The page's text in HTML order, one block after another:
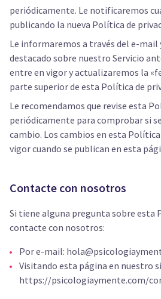
periódicamente. Le notificaremos
publicando la nueva Política de
Le informaremos a través del e-mail
destacado sobre nuestro Servicio
entre en vigor y actualizaremos la
parte superior de esta Política de
Le recomendamos que revise esta
periódicamente para comprobar si
cambio. Los cambios en esta
vigor cuando se publican en esta
Contacte con nosotros
Si tiene alguna pregunta sobre esta
contacte con nosotros:
Por e-mail:
Visitando esta página en nuestro
https://psicologiaymente.com/